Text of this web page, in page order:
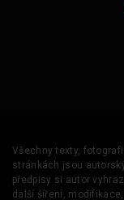
Všechny texty,
stránkách jsou
předpisy si autor
další šíření,